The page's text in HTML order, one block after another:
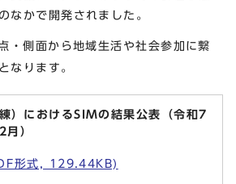
なかで開発されました。
・側面から地域生活や社会参加に繋
なります。
）におけるSIMの結果公表（令和7
）
形式, 129.44KB)